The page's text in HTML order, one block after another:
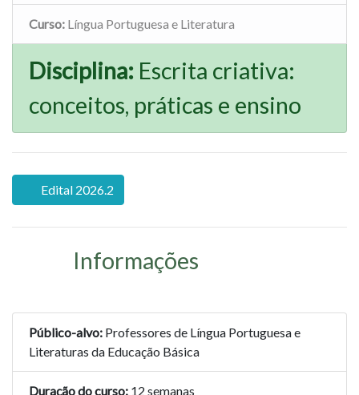
Curso: Língua Portuguesa e Literatura
Disciplina: Escrita criativa:
conceitos, práticas e ensino
Edital 2026.2
Informações
Público-alvo: Professores de Língua Portuguesa e
Literaturas da Educação Básica
Duração do curso: 12 semanas